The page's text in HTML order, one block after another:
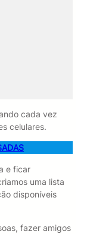
cada vez
celulares.
e ficar
uma lista
disponíveis
fazer amigos